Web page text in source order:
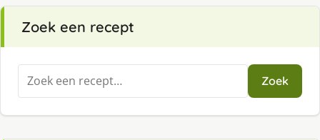
Zoek een recept
Zoeken
naar:
Zoek